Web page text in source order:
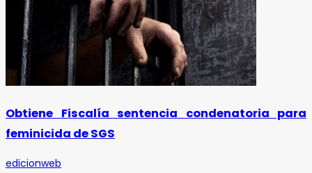
Obtiene Fiscalía sentencia condenatoria para
feminicida de SGS
edicionweb